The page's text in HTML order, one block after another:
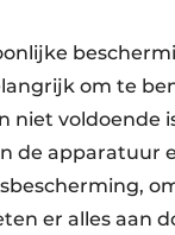
om te
niet voldoende
de apparatuur
er alles aan